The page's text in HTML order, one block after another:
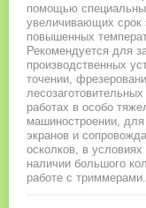
помощью
увеличивающих срок
повышенных
Рекомендуется для
производственных
точении,
работах в особо
машиностроении,
экранов и
осколков, в
наличии большого
работе с триммерами.